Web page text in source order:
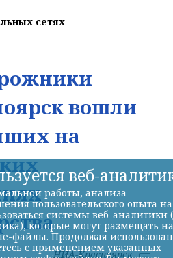
сетях
вошли
на
НИА-Красноярск
веб-
работы, анализа
пользовательского опыта на
системы веб-аналитики
которые могут размещать на
файлы. Продолжая
с применением указанных